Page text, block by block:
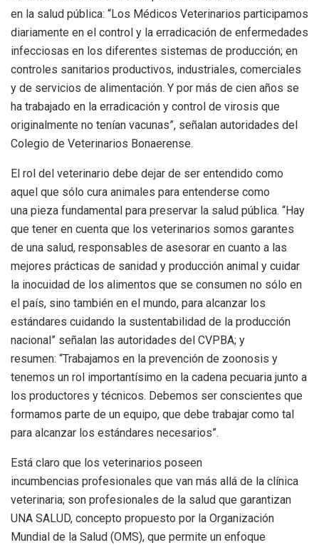
en la salud pública: “Los Médicos Veterinarios participamos
diariamente en el control y la erradicación de enfermedades
infecciosas en los diferentes sistemas de producción; en
controles sanitarios productivos, industriales, comerciales
y de servicios de alimentación. Y por más de cien años se
ha trabajado en la erradicación y control de virosis que
originalmente no tenían vacunas”, señalan autoridades del
Colegio de Veterinarios Bonaerense.
El rol del veterinario debe dejar de ser entendido como
aquel que sólo cura animales para entenderse como
una pieza fundamental para preservar la salud pública. “Hay
que tener en cuenta que los veterinarios somos garantes
de una salud, responsables de asesorar en cuanto a las
mejores prácticas de sanidad y producción animal y cuidar
la inocuidad de los alimentos que se consumen no sólo en
el país, sino también en el mundo, para alcanzar los
estándares cuidando la sustentabilidad de la producción
nacional” señalan las autoridades del CVPBA; y
resumen: “Trabajamos en la prevención de zoonosis y
tenemos un rol importantísimo en la cadena pecuaria junto a
los productores y técnicos. Debemos ser conscientes que
formamos parte de un equipo, que debe trabajar como tal
para alcanzar los estándares necesarios”.
Está claro que los veterinarios poseen
incumbencias profesionales que van más allá de la clínica
veterinaria; son profesionales de la salud que garantizan
UNA SALUD, concepto propuesto por la Organización
Mundial de la Salud (OMS), que permite un enfoque